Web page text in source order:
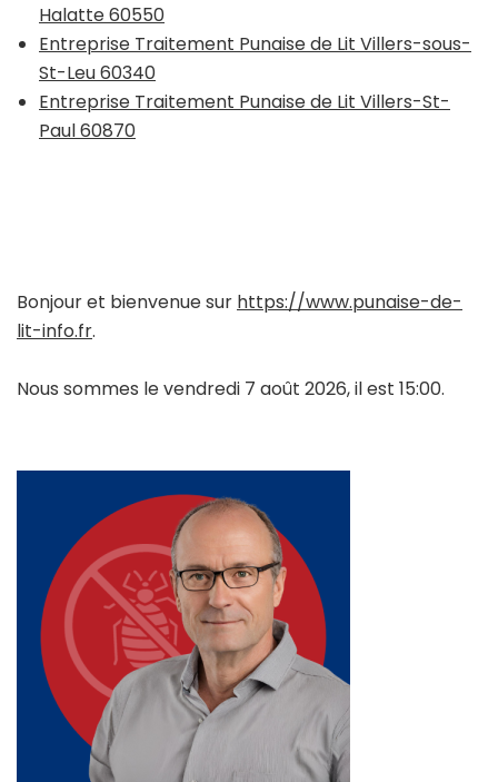
Halatte 60550
Entreprise Traitement Punaise de Lit Villers-sous-
St-Leu 60340
Entreprise Traitement Punaise de Lit Villers-St-
Paul 60870
Bonjour et bienvenue sur https://www.punaise-de-
lit-info.fr.
Nous sommes le vendredi 7 août 2026, il est 15:00.